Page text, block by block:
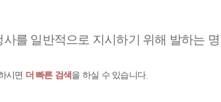
를 일반적으로 지시하기 위해 발하는
시면 더 빠른 검색 을 하실 수 있습니다.